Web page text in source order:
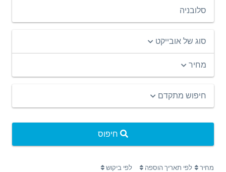
סלובניה
סוג של אובייקט
מחיר
חיפוש מתקדם
חיפוס
מחיר לפי תאריך הוספה לפי ביקוש